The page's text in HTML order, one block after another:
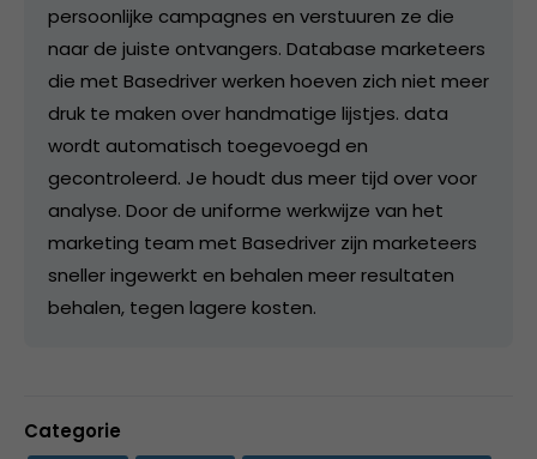
persoonlijke campagnes en verstuuren ze die
naar de juiste ontvangers. Database marketeers
die met Basedriver werken hoeven zich niet meer
druk te maken over handmatige lijstjes. data
wordt automatisch toegevoegd en
gecontroleerd. Je houdt dus meer tijd over voor
analyse. Door de uniforme werkwijze van het
marketing team met Basedriver zijn marketeers
sneller ingewerkt en behalen meer resultaten
behalen, tegen lagere kosten.
Categorie